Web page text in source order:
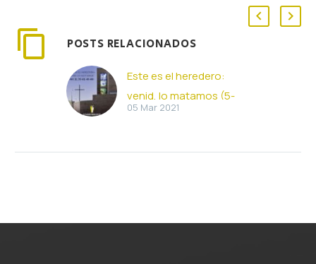
POSTS RELACIONADOS
Este es el heredero:
venid, lo matamos (5-
03-2021)
venid, lo matamos (Mt
05 Mar 2021